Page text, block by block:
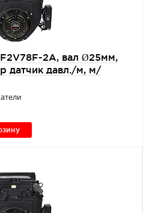
2A, вал Ø25мм,
датчик давл./м, м/